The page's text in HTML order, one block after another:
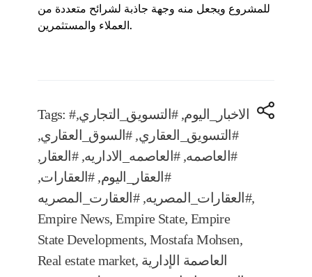
للمشروع ويجعل منه وجهة جاذبة لشرائح متعددة من
العملاء والمستثمرين.
Tags: #الاخبار_اليوم,#التسويق_التجاري,
#التسويق_العقاري,#السوق_العقاري,
#العاصمه,#العاصمه_الاداريه,#العقار ,
#العقار_اليوم,#العقارات,
#العقارات_المصريه,#العقارت_المصريه
,
Empire News,Empire State, Empire
State Developments, Mostafa Mohsen,
Real estate market, العاصمة الإدارية